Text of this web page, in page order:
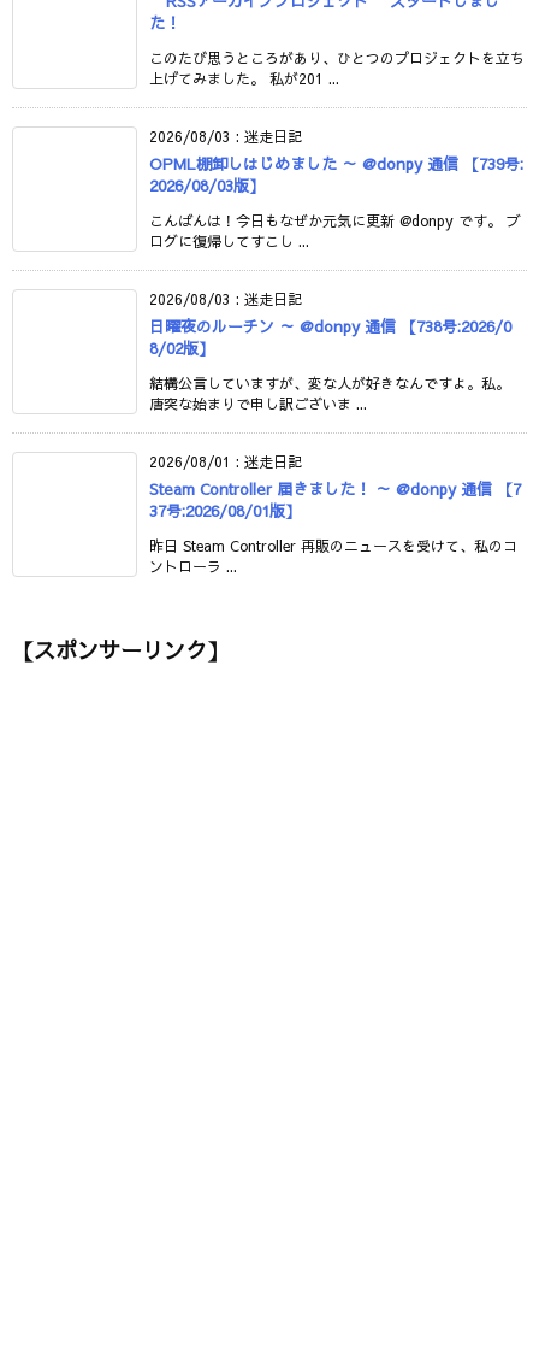
た！
このたび思うところがあり、ひとつのプロジェクトを立ち
上げてみました。 私が201 ...
2026/08/03 : 迷走日記
OPML棚卸しはじめました ～ @donpy 通信 【739号:
2026/08/03版】
こんばんは！今日もなぜか元気に更新 @donpy です。 ブ
ログに復帰してすこし ...
2026/08/03 : 迷走日記
日曜夜のルーチン ～ @donpy 通信 【738号:2026/0
8/02版】
結構公言していますが、変な人が好きなんですよ。私。
唐突な始まりで申し訳ございま ...
2026/08/01 : 迷走日記
Steam Controller 届きました！ ～ @donpy 通信 【7
37号:2026/08/01版】
昨日 Steam Controller 再販のニュースを受けて、私のコ
ントローラ ...
【スポンサーリンク】